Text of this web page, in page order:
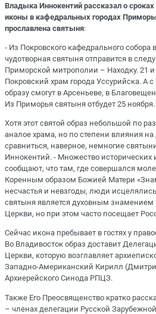
Владыка Иннокентий рассказал о
иконы в кафедральных городах
прославлена святыня:
- Из Покровского кафедрального собора
чудотворная святыня отправится в
Приморской митрополии – Находку. 21 и
Покровский храм города Уссурийска. А
образу смогут в Арсеньеве, в
Из Приморья святыня отбудет 25 ноября.
Хотя этот святой образ небольшой по
аналое храма, но по степени влияния
сравниться, наверное, немногие
Иннокентий. - Множество исторических
сообщают, что там, где совершался
Коренным образом Божией Матери
несчастья и невзгоды, люди
святыня является духовным знамением
Церкви, но при этом часто посещает
Сейчас икона пребывает в гостях у
Во Владивосток образ доставит
Церкви, которую возглавляет
Западно-Американский Кирилл
Архиерейского Синода РПЦЗ.
Также Его Преосвященство кратко
– членах делегации Русской